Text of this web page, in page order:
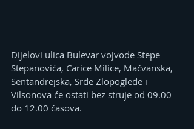
Dijelovi ulica Bulevar vojvode Stepe
Stepanovića, Carice Milice, Mačvanska,
Sentandrejska, Srđe Zlopogleđe i
Vilsonova će ostati bez struje od 09.00
do 12.00 časova.